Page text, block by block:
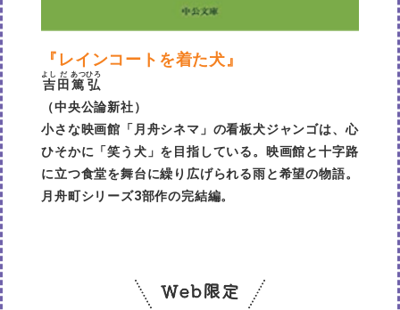
『レインコートを着た犬』
吉
よし
田
だ
篤
あつ
弘
ひろ
（中央公論新社）
小さな映画館「月舟シネマ」の看板犬ジャンゴは、心
ひそかに「笑う犬」を目指している。映画館と十字路
に立つ食堂を舞台に繰り広げられる雨と希望の物語。
月舟町シリーズ3部作の完結編。